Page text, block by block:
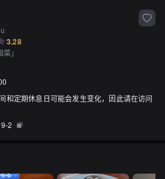
3.28
菜」
和定期休息日可能会发生变化，因此请在访问
2